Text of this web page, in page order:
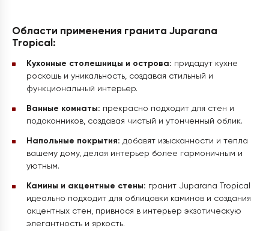
Области применения гранита Juparana
Tropical:
Кухонные столешницы и острова: придадут кухне
роскошь и уникальность, создавая стильный и
функциональный интерьер.
Ванные комнаты: прекрасно подходит для стен и
подоконников, создавая чистый и утонченный облик.
Напольные покрытия: добавят изысканности и тепла
вашему дому, делая интерьер более гармоничным и
уютным.
Камины и акцентные стены: гранит Juparana Tropical
идеально подходит для облицовки каминов и создания
акцентных стен, привнося в интерьер экзотическую
элегантность и яркость.